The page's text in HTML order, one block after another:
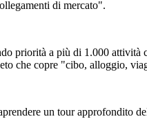
di mercato".
priorità a più di 1.000
che copre "cibo, alloggio,
un tour approfondito